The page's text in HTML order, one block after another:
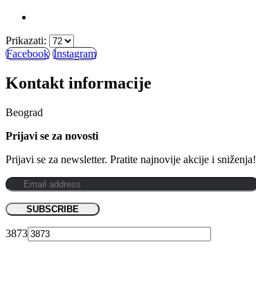
Prikazati:
Facebook Instagram
Kontakt informacije
Beograd
Prijavi se za novosti
Prijavi se za newsletter. Pratite najnovije akcije i sniženja!
3873